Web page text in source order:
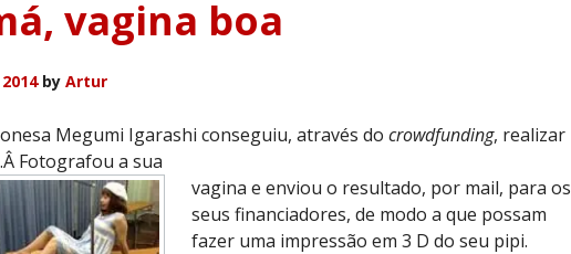
vagina boa
by Artur
Megumi Igarashi conseguiu, através do crowdfunding, realizar
Fotografou a sua
vagina e enviou o resultado, por mail, para os
seus financiadores, de modo a que possam
fazer uma impressão em 3 D do seu pipi.